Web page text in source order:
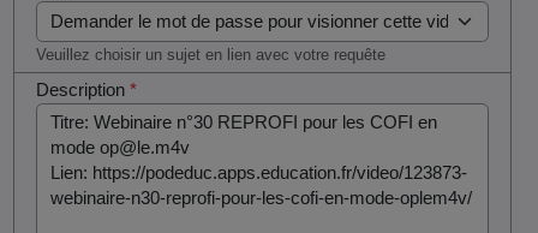
Veuillez choisir un sujet en lien avec votre requête
Description*